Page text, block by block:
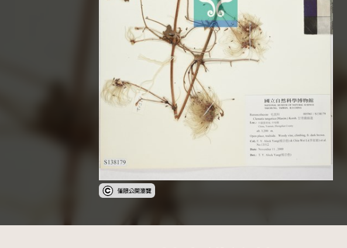
受著作權法保護-僅限於本平台有限度公開瀏覽